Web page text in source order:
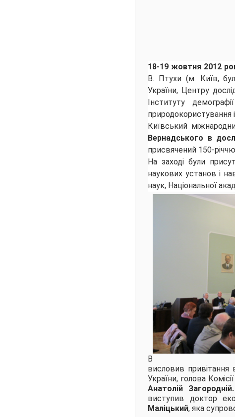
18-19 жовтня 2012
В. Птухи (м. Київ,
України, Центру
Інституту
природокористування
Київський
Вернадського в
присвячений 150-
На заході були
наукових установ і
наук, Національної
В
висловив
України, голова
Анатолій
виступив доктор
Маліцький, яка